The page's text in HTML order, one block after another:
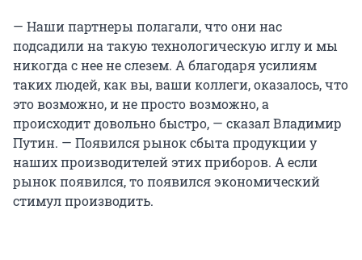
— Наши партнеры полагали, что они нас
подсадили на такую технологическую иглу и мы
никогда с нее не слезем. А благодаря усилиям
таких людей, как вы, ваши коллеги, оказалось, что
это возможно, и не просто возможно, а
происходит довольно быстро, — сказал Владимир
Путин. — Появился рынок сбыта продукции у
наших производителей этих приборов. А если
рынок появился, то появился экономический
стимул производить.